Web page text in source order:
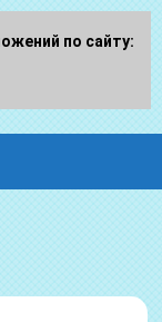
по сайту: